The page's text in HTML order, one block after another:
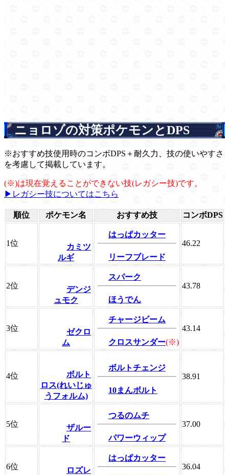
ニョロゾの対策ポケモンとDPS
※おすすめ技使用時のコンボDPS＋耐久力、技の使いやすさ
を考慮して掲載しています。
(※)は現在覚えることができない技(レガシー技)です。
▶レガシー技についてはこちら
順位 ポケモン名 おすすめ技 コンボDPS
1位
カミツ
ルギ
はっぱカッター
リーフブレード
46.22
2位
デンジ
ュモク
スパーク
ほうでん
43.78
3位
ゼクロ
ム
チャージビーム
クロスサンダー(※)
43.14
4位
ボルト
ロス(れいじゅ
うフォルム)
ボルトチェンジ
10まんボルト
38.91
5位
ザルー
ド
つるのムチ
パワーウィップ
37.00
6位
ロズレ
はっぱカッター
36.04